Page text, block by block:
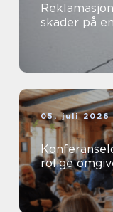
skader på
05. juli 2026
rolige